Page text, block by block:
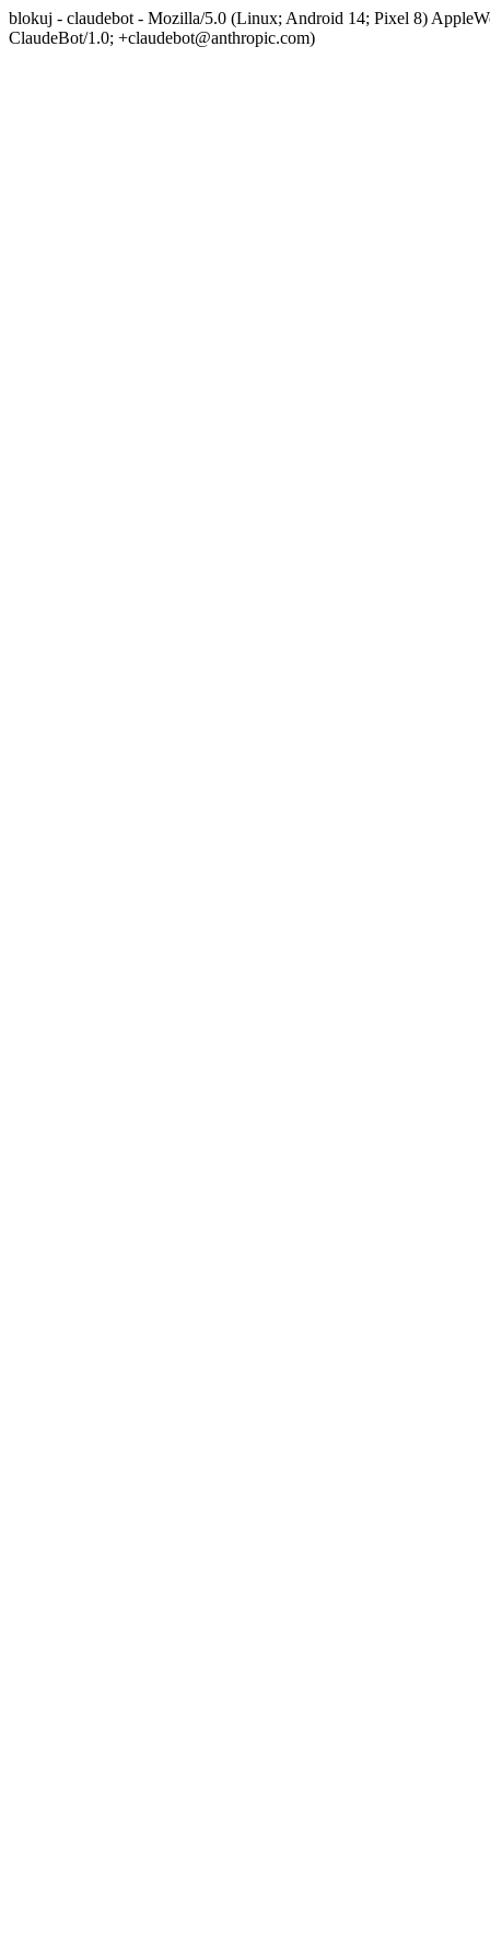
blokuj - claudebot - Mozilla/5.0 (Linux; Android 14; Pixel 8)
ClaudeBot/1.0; +claudebot@anthropic.com)